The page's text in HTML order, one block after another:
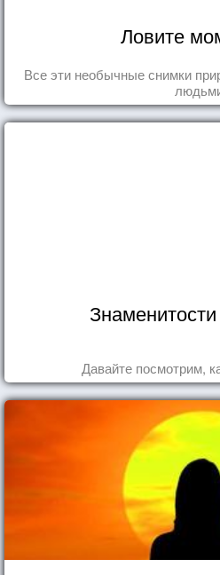
Ловите
Все эти необычные снимки
Давайте посмотрим,